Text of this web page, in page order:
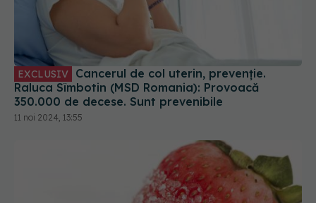
EXCLUSIV
Raluca Sîmbotin (MSD Romania): Provoacă
350.000 de decese. Sunt prevenibile
11 noi 2024, 13:55